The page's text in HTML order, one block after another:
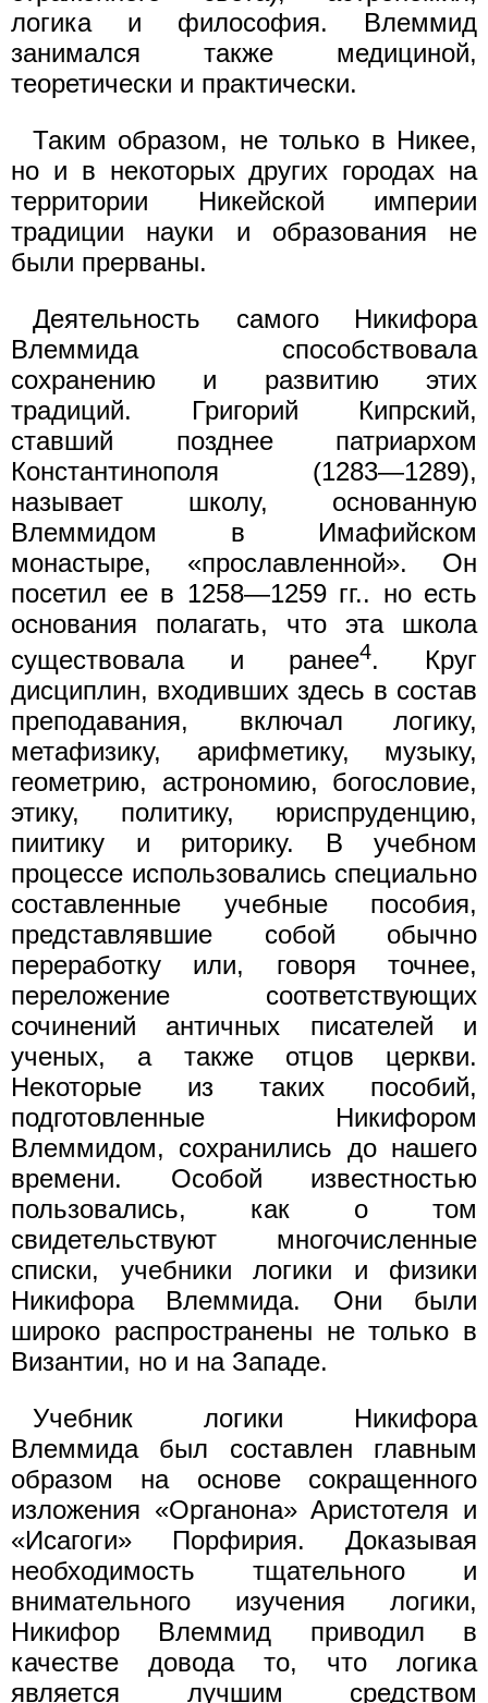
логика и философия. Влеммид
занимался также медициной,
теоретически и практически.
Таким образом, не только в Никее,
но и в некоторых других городах на
территории Никейской империи
традиции науки и образования не
были прерваны.
Деятельность самого Никифора
Влеммида способствовала
сохранению и развитию этих
традиций. Григорий Кипрский,
ставший позднее патриархом
Константинополя (1283—1289),
называет школу, основанную
Влеммидом в Имафийском
монастыре, «прославленной». Он
посетил ее в 1258—1259 гг.. но есть
основания полагать, что эта школа
существовала и ранее4. Круг
дисциплин, входивших здесь в состав
преподавания, включал логику,
метафизику, арифметику, музыку,
геометрию, астрономию, богословие,
этику, политику, юриспруденцию,
пиитику и риторику. В учебном
процессе использовались специально
составленные учебные пособия,
представлявшие собой обычно
переработку или, говоря точнее,
переложение соответствующих
сочинений античных писателей и
ученых, а также отцов церкви.
Некоторые из таких пособий,
подготовленные Никифором
Влеммидом, сохранились до нашего
времени. Особой известностью
пользовались, как о том
свидетельствуют многочисленные
списки, учебники логики и физики
Никифора Влеммида. Они были
широко распространены не только в
Византии, но и на Западе.
Учебник логики Никифора
Влеммида был составлен главным
образом на основе сокращенного
изложения «Органона» Аристотеля и
«Исагоги» Порфирия. Доказывая
необходимость тщательного и
внимательного изучения логики,
Никифор Влеммид приводил в
качестве довода то, что логика
является лучшим средством